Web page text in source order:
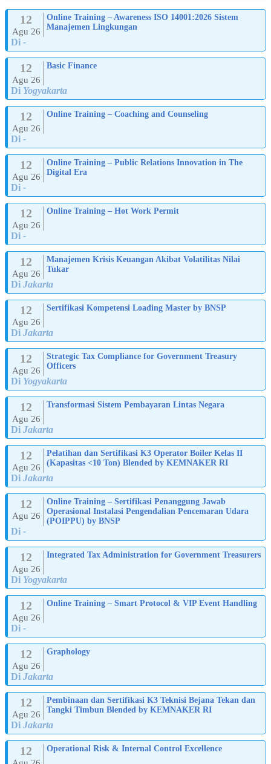
12
Agu 26
Online Training – Awareness ISO 14001:2026 Sistem
Manajemen Lingkungan
Di -
12
Agu 26
Basic Finance
Di Yogyakarta
12
Agu 26
Online Training – Coaching and Counseling
Di -
12
Agu 26
Online Training – Public Relations Innovation in The
Digital Era
Di -
12
Agu 26
Online Training – Hot Work Permit
Di -
12
Agu 26
Manajemen Krisis Keuangan Akibat Volatilitas Nilai
Tukar
Di Jakarta
12
Agu 26
Sertifikasi Kompetensi Loading Master by BNSP
Di Jakarta
12
Agu 26
Strategic Tax Compliance for Government Treasury
Officers
Di Yogyakarta
12
Agu 26
Transformasi Sistem Pembayaran Lintas Negara
Di Jakarta
12
Agu 26
Pelatihan dan Sertifikasi K3 Operator Boiler Kelas II
(Kapasitas <10 Ton) Blended by KEMNAKER RI
Di Jakarta
12
Agu 26
Online Training – Sertifikasi Penanggung Jawab
Operasional Instalasi Pengendalian Pencemaran Udara
(POIPPU) by BNSP
Di -
12
Agu 26
Integrated Tax Administration for Government Treasurers
Di Yogyakarta
12
Agu 26
Online Training – Smart Protocol & VIP Event Handling
Di -
12
Agu 26
Graphology
Di Jakarta
12
Agu 26
Pembinaan dan Sertifikasi K3 Teknisi Bejana Tekan dan
Tangki Timbun Blended by KEMNAKER RI
Di Jakarta
12 Operational Risk & Internal Control Excellence